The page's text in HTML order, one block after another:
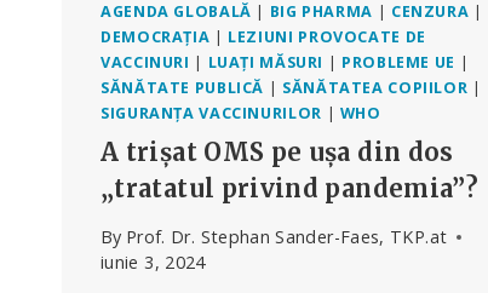
AGENDA GLOBALĂ | BIG PHARMA | CENZURA |
DEMOCRAȚIA | LEZIUNI PROVOCATE DE
VACCINURI | LUAȚI MĂSURI | PROBLEME UE |
SĂNĂTATE PUBLICĂ | SĂNĂTATEA COPIILOR |
SIGURANȚA VACCINURILOR | WHO
A trișat OMS pe ușa din dos
„tratatul privind pandemia”?
By Prof. Dr. Stephan Sander-Faes, TKP.at
iunie 3, 2024